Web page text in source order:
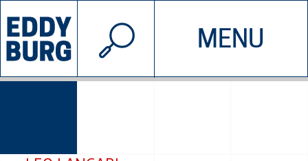
MENU
INIZIATIVE CHI SIAMO
© 2026 EDDYBURG